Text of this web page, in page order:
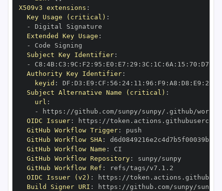
X509v3 extensions :
Key Usage (critical) :
-
Extended Key Usage :
-
Subject Key Identifier:
-
C8 : 4B: C3 : 9C : F2 : 95 : E0 : E7 : 29 : 3C : 1C : 6A : 15 : 70 : D7
Authority Key Identifier:
keyid : DF : D3 : E9 : CF : 56 : 24: 11 : 96 : F9 : A8 : D8 : E9 : 28
Subject Alternative Name (critical) :
url :
-
https :
OIDC Issuer: https :
GitHub Workflow Trigger:
GitHub Workflow SHA:
GitHub Workflow Name :
GitHub Workflow Repository:
GitHub Workflow Ref :
OIDC Issuer (v2) : https :
Build Signer URI : https :